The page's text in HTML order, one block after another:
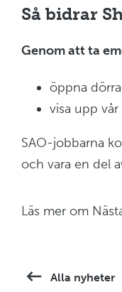
Så bidrar
Genom att ta
öppna
visa upp
SAO-jobbarna
och vara en del
Läs mer om
Alla nyheter